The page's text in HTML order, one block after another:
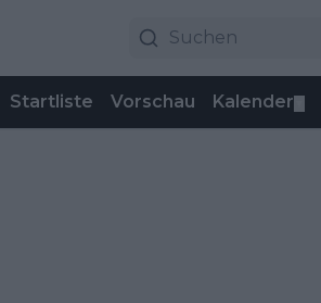
Startliste Vorschau Kalender